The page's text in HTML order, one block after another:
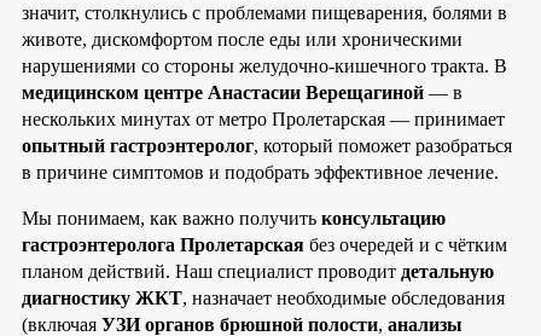
значит, столкнулись с проблемами пищеварения, болями в
животе, дискомфортом после еды или хроническими
нарушениями со стороны желудочно-кишечного тракта. В
медицинском центре Анастасии Верещагиной — в
нескольких минутах от метро Пролетарская — принимает
опытный гастроэнтеролог, который поможет разобраться
в причине симптомов и подобрать эффективное лечение.
Мы понимаем, как важно получить консультацию
гастроэнтеролога Пролетарская без очередей и с чётким
планом действий. Наш специалист проводит детальную
диагностику ЖКТ, назначает необходимые обследования
(включая УЗИ органов брюшной полости, анализы